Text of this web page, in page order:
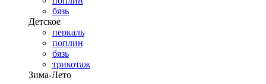
бязь
Детское
перкаль
поплин
бязь
трикотаж
Зима-Лето